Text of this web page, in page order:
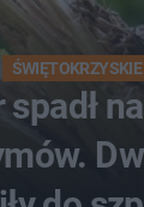
ŚWIĘTOKRZYSKIE
spadł